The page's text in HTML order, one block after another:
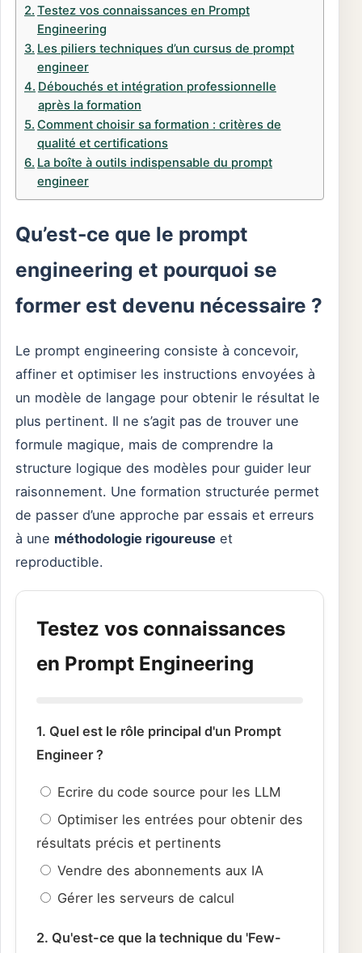
Testez vos connaissances en Prompt
Engineering
Les piliers techniques d’un cursus de prompt
engineer
Débouchés et intégration professionnelle
après la formation
Comment choisir sa formation : critères de
qualité et certifications
La boîte à outils indispensable du prompt
engineer
Qu’est-ce que le prompt
engineering et pourquoi se
former est devenu nécessaire ?
Le prompt engineering consiste à concevoir,
affiner et optimiser les instructions envoyées à
un modèle de langage pour obtenir le résultat le
plus pertinent. Il ne s’agit pas de trouver une
formule magique, mais de comprendre la
structure logique des modèles pour guider leur
raisonnement. Une formation structurée permet
de passer d’une approche par essais et erreurs
à une méthodologie rigoureuse et
reproductible.
Testez vos connaissances
en Prompt Engineering
1. Quel est le rôle principal d'un Prompt
Engineer ?
Ecrire du code source pour les LLM
Optimiser les entrées pour obtenir des
résultats précis et pertinents
Vendre des abonnements aux IA
Gérer les serveurs de calcul
2. Qu'est-ce que la technique du 'Few-